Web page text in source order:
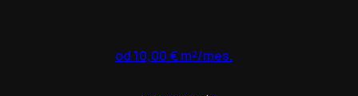
od 10,00 € m²/mes.